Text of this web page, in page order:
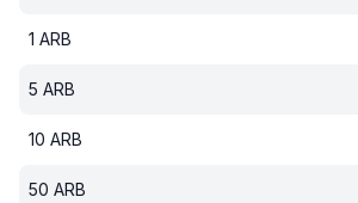
1 ARB
5 ARB
10 ARB
50 ARB